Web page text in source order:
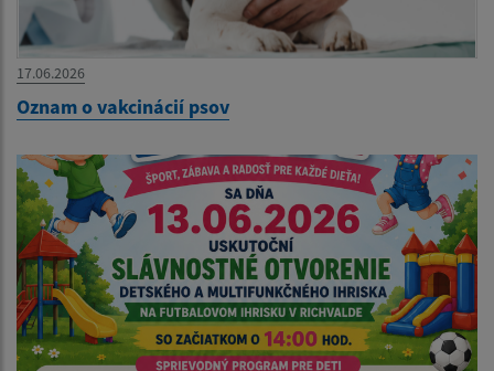
17.06.2026
Oznam o vakcinácií psov